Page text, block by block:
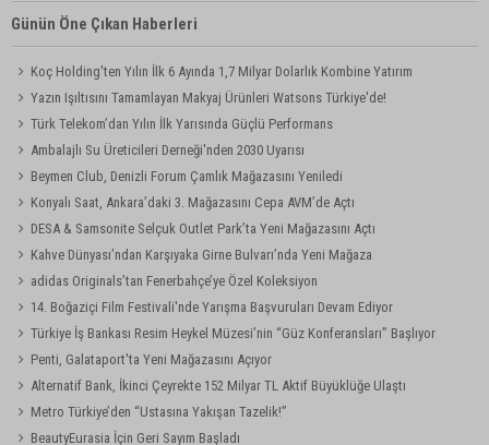
Günün Öne Çıkan Haberleri
Koç Holding'ten Yılın İlk 6 Ayında 1,7 Milyar Dolarlık Kombine Yatırım
Yazın Işıltısını Tamamlayan Makyaj Ürünleri Watsons Türkiye'de!
Türk Telekom’dan Yılın İlk Yarısında Güçlü Performans
Ambalajlı Su Üreticileri Derneği'nden 2030 Uyarısı
Beymen Club, Denizli Forum Çamlık Mağazasını Yeniledi
Konyalı Saat, Ankara’daki 3. Mağazasını Cepa AVM’de Açtı
DESA & Samsonite Selçuk Outlet Park’ta Yeni Mağazasını Açtı
Kahve Dünyası’ndan Karşıyaka Girne Bulvarı’nda Yeni Mağaza
adidas Originals’tan Fenerbahçe’ye Özel Koleksiyon
14. Boğaziçi Film Festivali'nde Yarışma Başvuruları Devam Ediyor
Türkiye İş Bankası Resim Heykel Müzesi’nin “Güz Konferansları” Başlıyor
Penti, Galataport'ta Yeni Mağazasını Açıyor
Alternatif Bank, İkinci Çeyrekte 152 Milyar TL Aktif Büyüklüğe Ulaştı
Metro Türkiye’den “Ustasına Yakışan Tazelik!”
BeautyEurasia İçin Geri Sayım Başladı